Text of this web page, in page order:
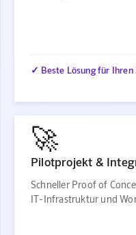
✓ Beste Lösung für Ihren
🚀
Pilotprojekt &
Schneller Proof of
IT-Infrastruktur und